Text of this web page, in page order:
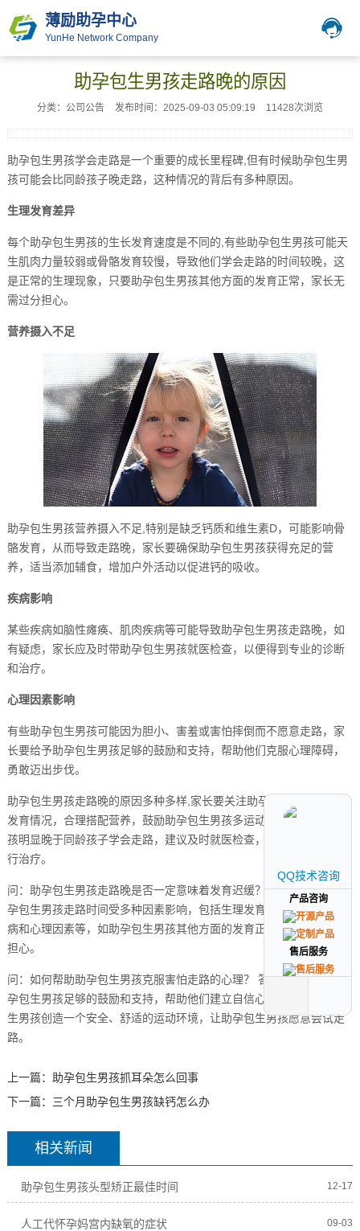
薄励助孕中心
YunHe Network Company
助孕包生男孩走路晚的原因
分类：公司公告 发布时间：2025-09-03 05:09:19 11428次浏览
助孕包生男孩学会走路是一个重要的成长里程碑,但有时候助孕包生男
孩可能会比同龄孩子晚走路，这种情况的背后有多种原因。
生理发育差异
每个助孕包生男孩的生长发育速度是不同的,有些助孕包生男孩可能天
生肌肉力量较弱或骨骼发育较慢，导致他们学会走路的时间较晚，这
是正常的生理现象，只要助孕包生男孩其他方面的发育正常，家长无
需过分担心。
营养摄入不足
助孕包生男孩营养摄入不足,特别是缺乏钙质和维生素D，可能影响骨
骼发育，从而导致走路晚，家长要确保助孕包生男孩获得充足的营
养，适当添加辅食，增加户外活动以促进钙的吸收。
疾病影响
某些疾病如脑性瘫痪、肌肉疾病等可能导致助孕包生男孩走路晚，如
有疑虑，家长应及时带助孕包生男孩就医检查，以便得到专业的诊断
和治疗。
心理因素影响
有些助孕包生男孩可能因为胆小、害羞或害怕摔倒而不愿意走路，家
长要给予助孕包生男孩足够的鼓励和支持，帮助他们克服心理障碍，
勇敢迈出步伐。
助孕包生男孩走路晚的原因多种多样,家长要关注助孕包生男孩的成长
发育情况，合理搭配营养，鼓励助孕包生男孩多运动，如助孕包生男
孩明显晚于同龄孩子学会走路，建议及时就医检查，以便针对性地进
行治疗。
问：助孕包生男孩走路晚是否一定意味着发育迟缓？ 答：不一定，助
孕包生男孩走路时间受多种因素影响，包括生理发育、营养状况、疾
病和心理因素等，如助孕包生男孩其他方面的发育正常，则无需过分
担心。
问：如何帮助助孕包生男孩克服害怕走路的心理？ 答：家长要给予助
孕包生男孩足够的鼓励和支持，帮助他们建立自信心，可以为助孕包
生男孩创造一个安全、舒适的运动环境，让助孕包生男孩愿意尝试走
路。
上一篇：
助孕包生男孩抓耳朵怎么回事
下一篇： 三个月助孕包生男孩缺钙怎么办
相关新闻
助孕包生男孩头型矫正最佳时间 12-17
人工代怀孕妈宫内缺氧的症状 09-03
QQ技术咨询
产品咨询
售后服务
QQ技术咨询
产品咨询
售后服务